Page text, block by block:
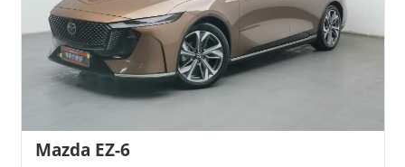
Mazda EZ-6